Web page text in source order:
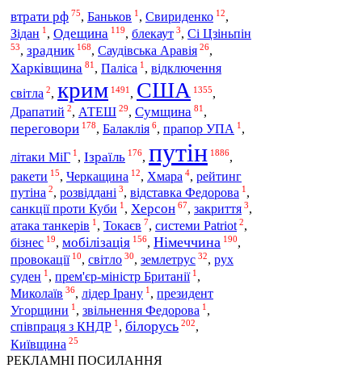
втрати рф 75, Баньков 1 , Свириденко 12,
Зідан 1 , Одещина 119, блекаут 3, Сі Цзіньпін
53, зрадник 168, Саудівська Аравія 26,
Харківщина 81 , Паліса 1 , відключення
світла 2, крим 1491 , США 1355,
Драпатий 2, АТЕШ 29, Сумщина 81 ,
переговори 178, Балаклія 6, прапор УПА 1 ,
літаки МіГ 1 , Ізраїль 176, путін 1886,
ракети 15, Черкащина 12, Хмара 4, рейтинг
путіна 2, розвіддані 3, відставка Федорова 1 ,
санкції проти Куби 1 , Херсон 67, закриття 3,
атака танкерів 1, Токаєв 7, системи Patriot 2,
бізнес 19, мобілізація 156, Німеччина 190,
провокації 10, світло 30, землетрус 32, рух
суден 1, прем'єр-міністр Британії 1,
Миколаїв 36, лідер Ірану 1 , президент
Угорщини 1 , звільнення Федорова 1 ,
співпраця з КНДР 1, білорусь 202,
Київщина 25
РЕКЛАМНІ ПОСИЛАННЯ